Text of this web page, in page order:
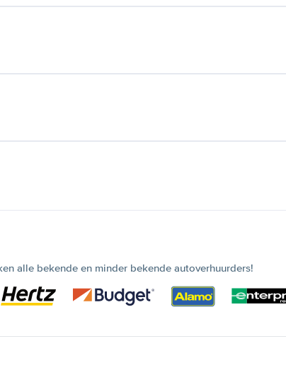
alle bekende en minder bekende autoverhuurders!